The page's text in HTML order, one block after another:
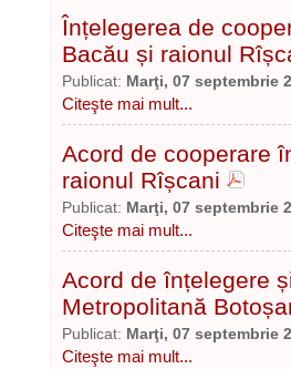
Înțelegerea de
Bacău și raionul
Publicat: Marţi, 07 septembrie
Citeşte mai mult...
Acord de cooperare
raionul Rîșcani
Publicat: Marţi, 07 septembrie
Citeşte mai mult...
Acord de înțelegere
Metropolitană
Publicat: Marţi, 07 septembrie
Citeşte mai mult...